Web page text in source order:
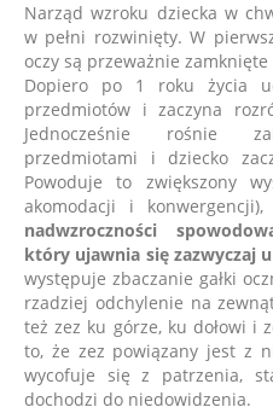
Narząd wzroku dziecka w
w pełni rozwinięty. W
oczy są przeważnie
Dopiero po 1 roku życia
przedmiotów i zaczyna
Jednocześnie rośnie
przedmiotami i dziecko
Powoduje to zwiększony
akomodacji i
nadwzroczności
który ujawnia się zazwyczaj
występuje zbaczanie gałki
rzadziej odchylenie na
też zez ku górze, ku dołowi i
to, że zez powiązany jest z
wycofuje się z patrzenia,
dochodzi do niedowidzenia.